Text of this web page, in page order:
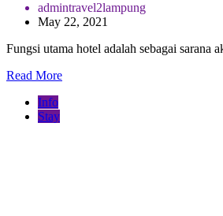
admintravel2lampung
May 22, 2021
Fungsi utama hotel adalah sebagai sarana
Read More
Info
Stay